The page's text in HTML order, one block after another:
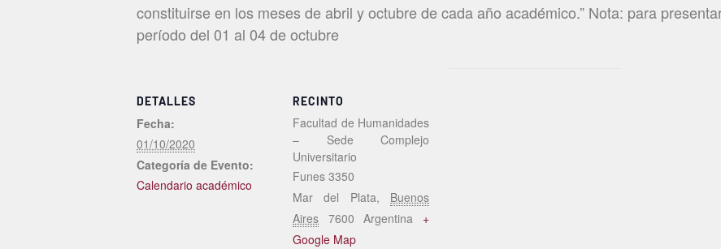
constituirse en los meses de abril y octubre de cada año académico.” Nota: para
período del 01 al 04 de octubre
DETALLES
Fecha:
01/10/2020
Categoría de Evento:
Calendario académico
RECINTO
Facultad de Humanidades
– Sede Complejo
Universitario
Funes 3350
Mar del Plata,
Buenos
Aires 7600 Argentina
+
Google Map